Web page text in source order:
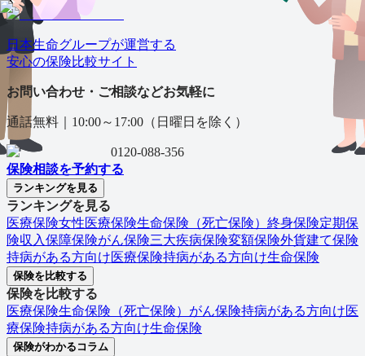
日本生命グループが運営する
安心の保険⽐較サイト
お問い合わせ・ご相談などお気軽に
通話無料｜ 10:00～17:00（日曜日を除く）
0120-088-356
保険相談を予約する
ランキングを見る
ランキングを見る
医療保険女性医療保険生命保険（死亡保険） 終身保険定期保
険収入保障保険がん保険三大疾病保険変額保険外貨建て保険
持病がある方向け医療保険持病がある方向け生命保険
保険を比較する
保険を比較する
医療保険生命保険（死亡保険） がん保険持病がある方向け医
療保険持病がある方向け生命保険
保険がわかるコラム